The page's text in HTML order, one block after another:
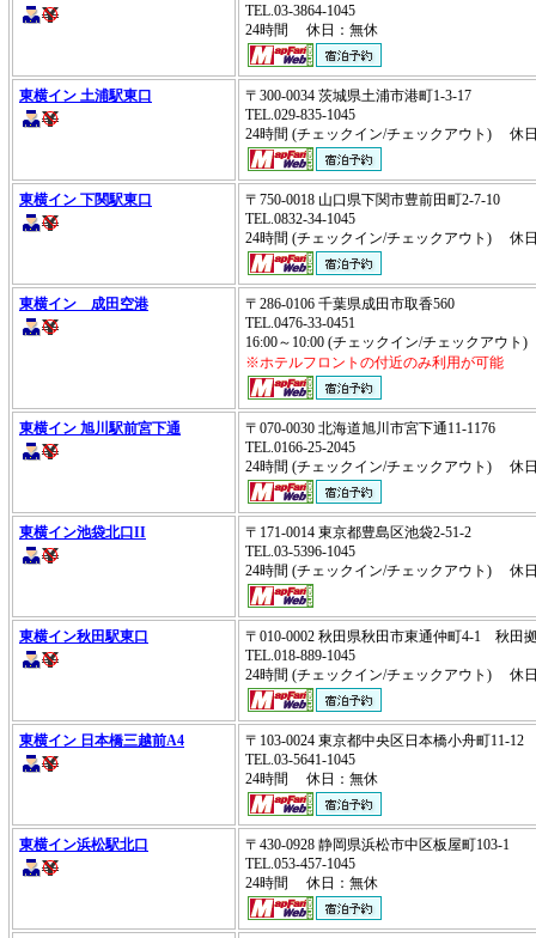
TEL.03-3864-1045
24時間 休日：無休
東横イン 土浦駅東口
〒300-0034 茨城県土浦市港町1-3-17
TEL.029-835-1045
24時間 (チェックイン/チェックアウト) 休
東横イン 下関駅東口
〒750-0018 山口県下関市豊前田町2-7-10
TEL.0832-34-1045
24時間 (チェックイン/チェックアウト) 休
東横イン 成田空港
〒286-0106 千葉県成田市取香560
TEL.0476-33-0451
16:00～10:00 (チェックイン/チェックアウ
※ホテルフロントの付近のみ利用が可能
東横イン 旭川駅前宮下通
〒070-0030 北海道旭川市宮下通11-1176
TEL.0166-25-2045
24時間 (チェックイン/チェックアウト) 休
東横イン池袋北口II
〒171-0014 東京都豊島区池袋2-51-2
TEL.03-5396-1045
24時間 (チェックイン/チェックアウト) 休
東横イン秋田駅東口
〒010-0002 秋田県秋田市東通仲町4-1 秋田
TEL.018-889-1045
24時間 (チェックイン/チェックアウト) 休
東横イン 日本橋三越前A4
〒103-0024 東京都中央区日本橋小舟町11-
TEL.03-5641-1045
24時間 休日：無休
東横イン浜松駅北口
〒430-0928 静岡県浜松市中区板屋町103-1
TEL.053-457-1045
24時間 休日：無休